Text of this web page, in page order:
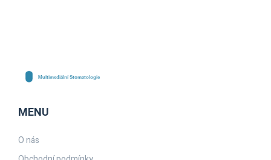
MENU
O nás